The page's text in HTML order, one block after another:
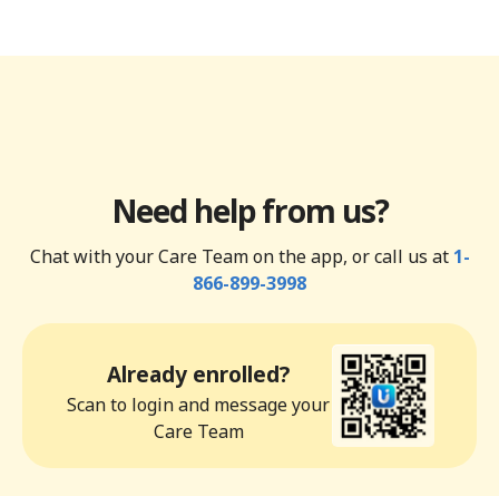
Need help from us?
Chat with your Care Team on the app, or call us at 1-
866-899-3998
Already enrolled?
Scan to login and message your
Care Team